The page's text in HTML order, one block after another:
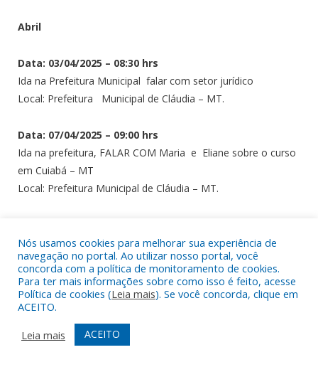
Abril
Data: 03/04/2025 – 08:30 hrs
Ida na Prefeitura Municipal falar com setor jurídico
Local: Prefeitura Municipal de Cláudia – MT.
Data: 07/04/2025 – 09:00 hrs
Ida na prefeitura, FALAR COM Maria e Eliane sobre o curso
em Cuiabá – MT
Local: Prefeitura Municipal de Cláudia – MT.
Ida na prefeitura levar balancete de 01/25 para contador
assinar
Local: Prefeitura Municipal de Cláudia- MT.
Data: 11/04/2025 – 09:20 hrs
Ida na Prefeitura encadernar balancete 01/2025, falar com o
Nós usamos cookies para melhorar sua experiência de
navegação no portal. Ao utilizar nosso portal, você
concorda com a política de monitoramento de cookies.
Para ter mais informações sobre como isso é feito, acesse
Política de cookies (Leia mais). Se você concorda, clique em
ACEITO.
Leia mais
ACEITO